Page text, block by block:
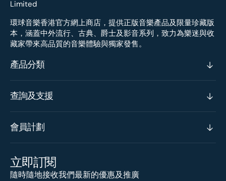
環球音樂香港官方網上商店，提供正版音樂產品及限量珍藏版
本，涵蓋中外流行、古典、爵士及影音系列，致力為樂迷與收
藏家帶來高品質的音樂體驗與獨家發售。
產品分類
查詢及支援
會員計劃
立即訂閱
隨時隨地接收我們最新的優惠及推廣